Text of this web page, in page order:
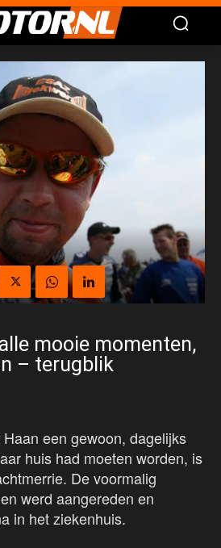
mooie momenten,
– terugblik
een gewoon, dagelijks
huis had moeten worden, is
De voormalig
werd aangereden en
in het ziekenhuis.